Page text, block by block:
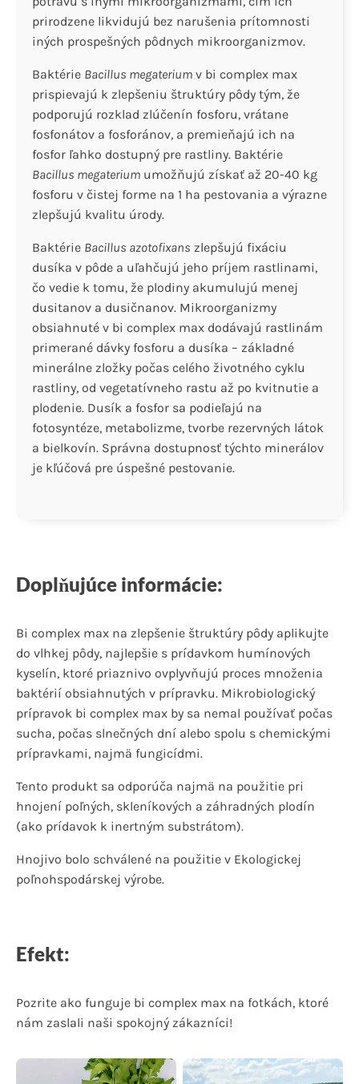
prirodzene likvidujú bez narušenia prítomnosti
iných prospešných pôdnych mikroorganizmov.
Baktérie Bacillus megaterium v ​​bi complex max
prispievajú k zlepšeniu štruktúry pôdy tým, že
podporujú rozklad zlúčenín fosforu, vrátane
fosfonátov a fosforánov, a premieňajú ich na
fosfor ľahko dostupný pre rastliny. Baktérie
Bacillus megaterium umožňujú získať až 20-40 kg
fosforu v čistej forme na 1 ha pestovania a výrazne
zlepšujú kvalitu úrody.
Baktérie Bacillus azotofixans zlepšujú fixáciu
dusíka v pôde a uľahčujú jeho príjem rastlinami,
čo vedie k tomu, že plodiny akumulujú menej
dusitanov a dusičnanov. Mikroorganizmy
obsiahnuté v bi complex max dodávajú rastlinám
primerané dávky fosforu a dusíka – základné
minerálne zložky počas celého životného cyklu
rastliny, od vegetatívneho rastu až po kvitnutie a
plodenie. Dusík a fosfor sa podieľajú na
fotosyntéze, metabolizme, tvorbe rezervných látok
a bielkovín. Správna dostupnosť týchto minerálov
je kľúčová pre úspešné pestovanie.
Doplňujúce informácie:
Bi complex max na zlepšenie štruktúry pôdy aplikujte
do vlhkej pôdy, najlepšie s prídavkom humínových
kyselín, ktoré priaznivo ovplyvňujú proces množenia
baktérií obsiahnutých v prípravku. Mikrobiologický
prípravok bi complex max by sa nemal používať počas
sucha, počas slnečných dní alebo spolu s chemickými
prípravkami, najmä fungicídmi.
Tento produkt sa odporúča najmä na použitie pri
hnojení poľných, skleníkových a záhradných plodín
(ako prídavok k inertným substrátom).
Hnojivo bolo schválené na použitie v Ekologickej
poľnohspodárskej výrobe.
Efekt:
Pozrite ako funguje bi complex max na fotkách, ktoré
nám zaslali naši spokojný zákazníci!